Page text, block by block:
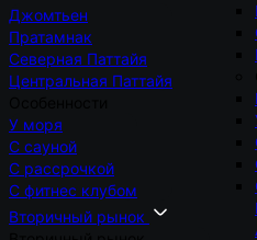
Джомтьен
Пратамнак
Северная Паттайя
Центральная Паттайя
У моря
С сауной
С рассрочкой
С фитнес клубом
Вторичный рынок